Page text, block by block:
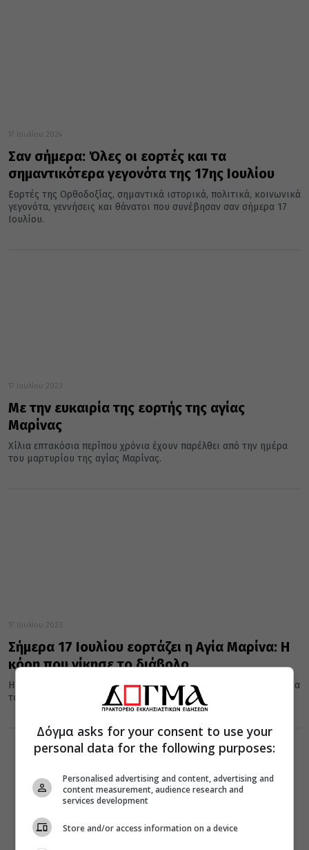
17 Ιουλίου 2024
Σαν σήμερα: Όλες οι εορτές και τα
σημαντικότερα γεγονότα της 17ης Ιουλίου
Εορτές της Ορθοδοξίας, σημαντικά ιστορικά, πολιτικά, κοινωνικά
γεγονότα, γεννήσεις και θάνατοι που συνέβησαν σαν σήμερα 17
Ιουλίου.
17 Ιουλίου 2023
Με την ευκαιρία της εορτής της αγίας
Μαρίνας
Χίλια επτακόσια περίπου χρόνια έχουν παρέλθει από την ημέρα
του μαρτυρίου της αγίας Μαρίνας.
17 Ιουλίου 2023
Σήμερα 17 Ιουλίου εορτάζει η Αγία Μαρίνα: Η
κόρη που νίκησε το διάβολο
Η Αγία Μαρίνα γεννήθηκε στην Αντιόχεια της Πισιδίας, στα χρόνια
του αυτοκράτορα Κλαυδίου του Β', το 270 μ.Χ. Λίγες...
Δόγμα asks for your consent to use your
personal data for the following purposes:
Personalised advertising and content, advertising and
content measurement, audience research and
services development
Store and/or access information on a device